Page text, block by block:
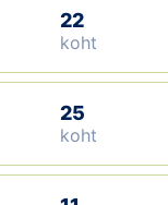
22
koht
25
koht